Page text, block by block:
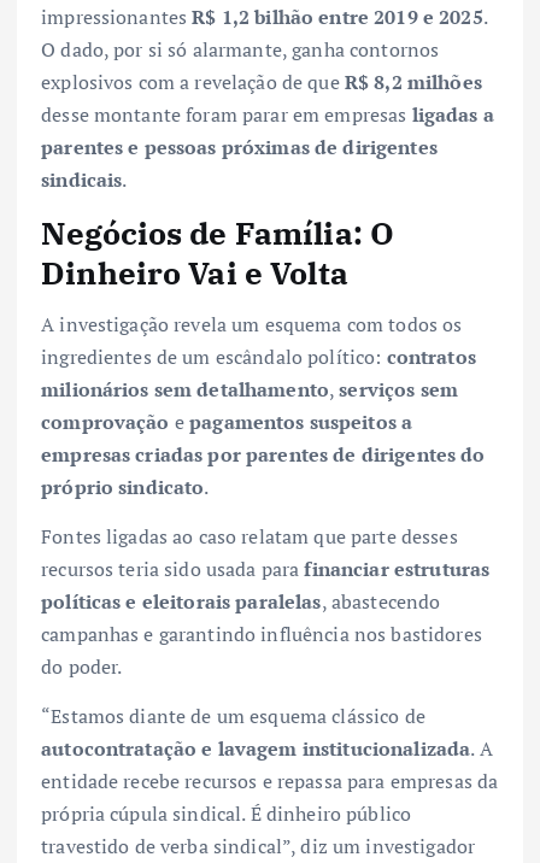
impressionantesR$ 1,2 bilhão entre 2019 e 2025.
O dado, por si só alarmante, ganha contornos
explosivos com a revelação de queR$ 8,2 milhões
desse montante foram parar em empresas ligadas a
parentes e pessoas próximas de dirigentes
sindicais.
Negócios de Família: O
Dinheiro Vai e Volta
A investigação revela um esquema com todos os
ingredientes de um escândalo político: contratos
milionários sem detalhamento,serviços sem
comprovação epagamentos suspeitos a
empresas criadas por parentes de dirigentes do
próprio sindicato.
Fontes ligadas ao caso relatam que parte desses
recursos teria sido usada parafinanciar estruturas
políticas e eleitorais paralelas, abastecendo
campanhas e garantindo influência nos bastidores
do poder.
“Estamos diante de um esquema clássico de
autocontratação e lavagem institucionalizada. A
entidade recebe recursos e repassa para empresas da
própria cúpula sindical. É dinheiro público
travestido de verba sindical”, diz um investigador